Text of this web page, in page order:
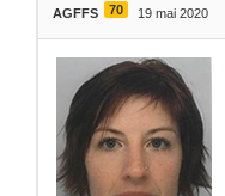
AGFFS 70 19 mai 2020